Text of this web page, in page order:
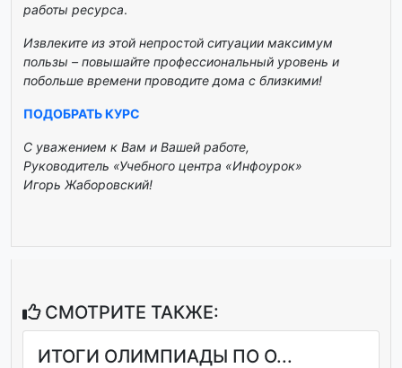
работы ресурса.
Извлеките из этой непростой ситуации максимум
пользы – повышайте профессиональный уровень и
побольше времени проводите дома с близкими!
ПОДОБРАТЬ КУРС
С уважением к Вам и Вашей работе,
Руководитель «Учебного центра «Инфоурок»
Игорь Жаборовский!
СМОТРИТЕ ТАКЖЕ:
ИТОГИ ОЛИМПИАДЫ ПО О...